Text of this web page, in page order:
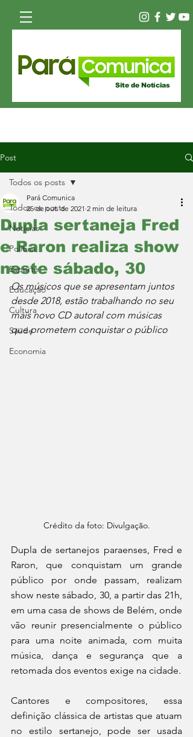
Site de Notícias
Post
Todos os posts
Notícias
Política
Esporte
Educação
Cultura
Saúde
Economia
Todos os posts
Dupla sertaneja Fred
e Raron realiza show
neste sábado, 30
Pará Comunica
25 de out. de 2021 2 min de leitura
Os músicos que se apresentam juntos
desde 2018, estão trabalhando no seu
mais novo CD autoral com músicas
que prometem conquistar o público
Crédito da foto: Divulgação.
Dupla de sertanejos paraenses, Fred e
Raron, que conquistam um grande
público por onde passam, realizam
show neste sábado, 30, a partir das 21h,
em uma casa de shows de Belém, onde
vão reunir presencialmente o público
para uma noite animada, com muita
música, dança e segurança que a
Cantores e compositores, essa
definição clássica de artistas que atuam
no estilo sertanejo, pode ser usada